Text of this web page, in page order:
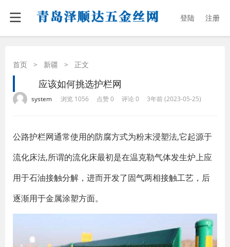
登陆 注册
首页 > 新疆 > 正文
应该如何挑选护栏网
system 浏览 1056 点赞 0 评论 0 3年前 (2023-05-25)
公路护栏网通常使用的防腐方式为粉末浸塑法,它起源于
流化床法,所谓的流化床最初是在温克勒气体发生炉上应
用于石油接触分解，进而开发了固气两相接触工艺，后
逐渐用于金属涂塑方面。